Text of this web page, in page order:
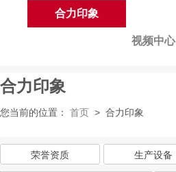
合力印象
视频中心
合力印象
您当前的位置： 首页 > 合力印象
荣誉资质 生产设备